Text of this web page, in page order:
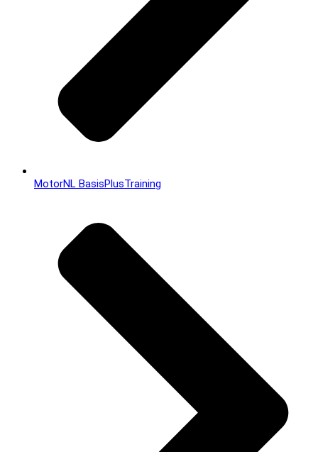
MotorNL BasisPlusTraining